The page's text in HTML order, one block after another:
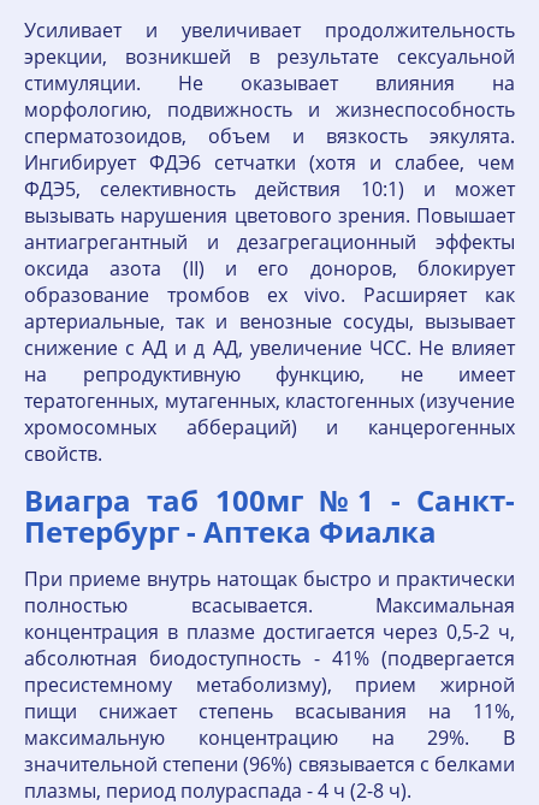
Усиливает и увеличивает продолжительность
эрекции, возникшей в результате сексуальной
стимуляции. Не оказывает влияния на
морфологию, подвижность и жизнеспособность
сперматозоидов, объем и вязкость эякулята.
Ингибирует ФДЭ6 сетчатки (хотя и слабее, чем
ФДЭ5, селективность действия 10:1) и может
вызывать нарушения цветового зрения. Повышает
антиагрегантный и дезагрегационный эффекты
оксида азота (II) и его доноров, блокирует
образование тромбов ex vivo. Расширяет как
артериальные, так и венозные сосуды, вызывает
снижение с АД и д АД, увеличение ЧСС. Не влияет
на репродуктивную функцию, не имеет
тератогенных, мутагенных, кластогенных (изучение
хромосомных аббераций) и канцерогенных
свойств.
Виагра таб 100мг №1 - Санкт-
Петербург - Аптека Фиалка
При приеме внутрь натощак быстро и практически
полностью всасывается. Максимальная
концентрация в плазме достигается через 0,5-2 ч,
абсолютная биодоступность - 41% (подвергается
пресистемному метаболизму), прием жирной
пищи снижает степень всасывания на 11%,
максимальную концентрацию на 29%. В
значительной степени (96%) связывается с белками
плазмы, период полураспада - 4 ч (2-8 ч).